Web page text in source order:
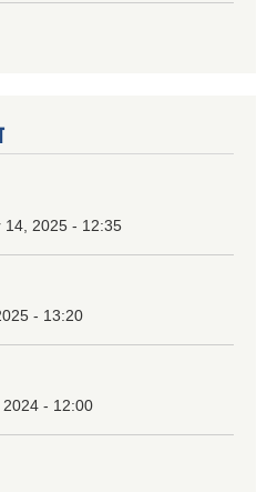
14, 2025 - 12:35
- 13:20
- 12:00